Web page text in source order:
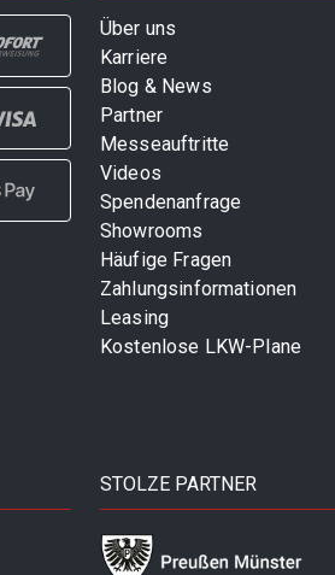
Über uns
Karriere
Blog & News
Partner
Messeauftritte
Videos
Spendenanfrage
Showrooms
Häufige Fragen
Zahlungsinformationen
Leasing
Kostenlose LKW-Plane
STOLZE PARTNER